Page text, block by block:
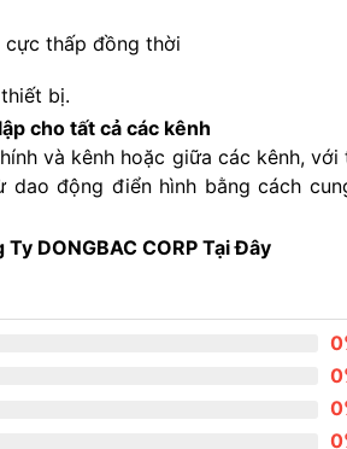
cực thấp đồng thời
bị.
cho tất cả các kênh
và kênh hoặc giữa các kênh,
dao động điển hình bằng cách
DONGBAC CORP Tại Đây